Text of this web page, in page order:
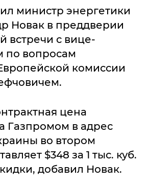
министр энергетики
Новак в преддверии
встречи с вице-
по вопросам
комиссии
цена
Газпромом в адрес
во втором
$348 за 1 тыс. куб.
добавил Новак.